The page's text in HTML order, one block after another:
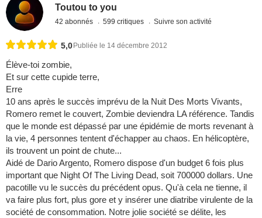
Toutou to you
42 abonnés 599 critiques Suivre son activité
5,0 Publiée le 14 décembre 2012
Élève-toi zombie,
Et sur cette cupide terre,
Erre
10 ans après le succès imprévu de la Nuit Des Morts Vivants,
Romero remet le couvert, Zombie deviendra LA référence. Tandis
que le monde est dépassé par une épidémie de morts revenant à
la vie, 4 personnes tentent d'échapper au chaos. En hélicoptère,
ils trouvent un point de chute...
Aidé de Dario Argento, Romero dispose d'un budget 6 fois plus
important que Night Of The Living Dead, soit 700000 dollars. Une
pacotille vu le succès du précédent opus. Qu'à cela ne tienne, il
va faire plus fort, plus gore et y insérer une diatribe virulente de la
société de consommation. Notre jolie société se délite, les